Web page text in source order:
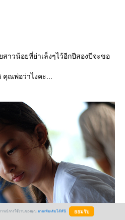
าวน้อยที่ย่าเล็งๆไว้อีกปีสองปีจะขอ
ณพ่อว่าไงคะ...
ารณ์การใช้งานของคุณ อ่านเพิ่มเติมได้ที่นี่